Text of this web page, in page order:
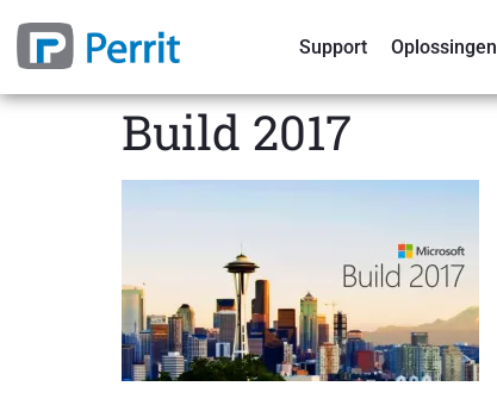
Support Oplossingen
Build 2017